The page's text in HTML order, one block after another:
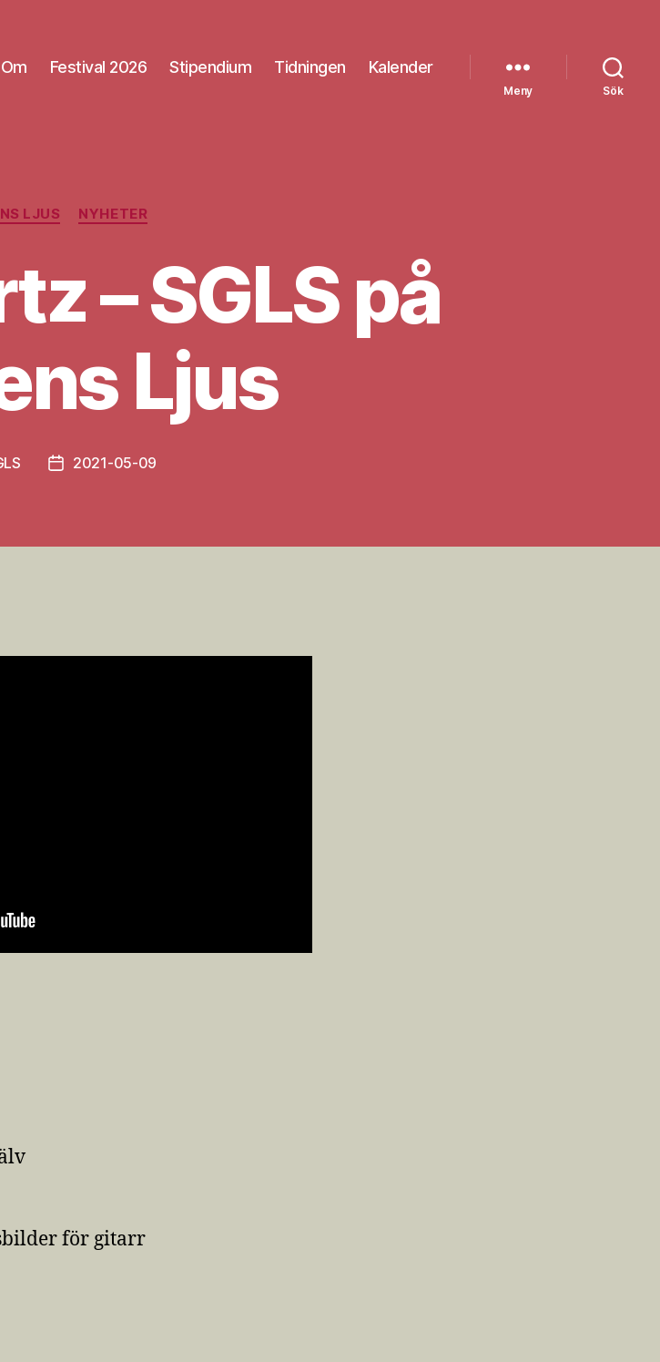
Om Festival 2026 Stipendium Tidningen Kalender
Meny Sök
Kategorier
LJUS NYHETER
– SGLS på
Ljus
Inläggsdatum
2021-05-09
för gitarr